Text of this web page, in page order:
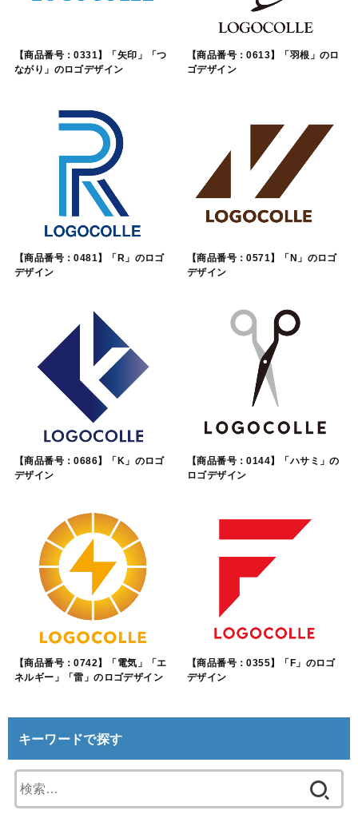
【商品番号：0331】「矢印」「つ
ながり」のロゴデザイン
【商品番号：0613】「羽根」のロ
ゴデザイン
【商品番号：0481】「R」のロゴ
デザイン
【商品番号：0571】「N」のロゴ
デザイン
【商品番号：0686】「K」のロゴ
デザイン
【商品番号：0144】「ハサミ」の
ロゴデザイン
【商品番号：0742】「電気」「エ
ネルギー」「雷」のロゴデザイン
【商品番号：0355】「F」のロゴ
デザイン
キーワードで探す
索: